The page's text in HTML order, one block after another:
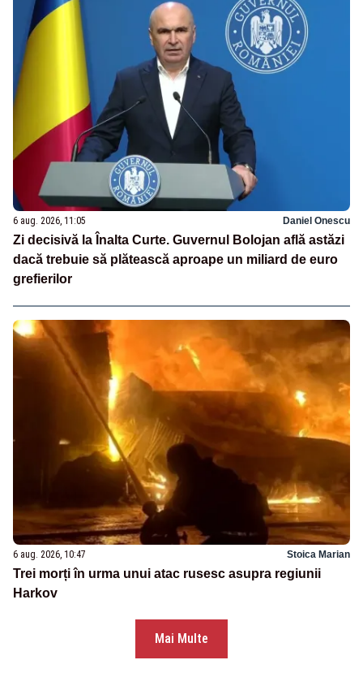
6 aug. 2026, 11:05 Daniel Onescu
Zi decisivă la Înalta Curte. Guvernul Bolojan află astăzi
dacă trebuie să plătească aproape un miliard de euro
grefierilor
6 aug. 2026, 10:47 Stoica Marian
Trei morți în urma unui atac rusesc asupra regiunii
Harkov
Mai Multe